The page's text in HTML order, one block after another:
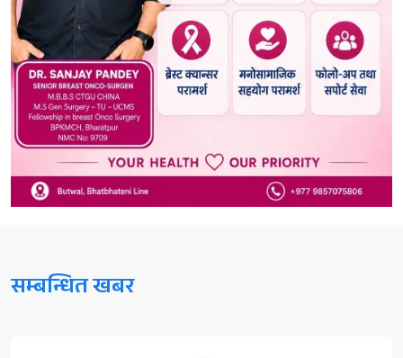
सम्बन्धित खबर